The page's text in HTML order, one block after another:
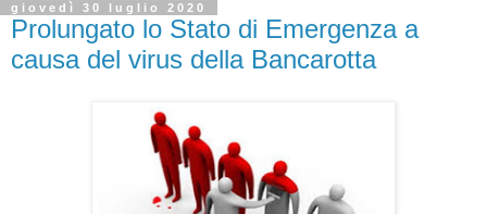
giovedì 30 luglio 2020
Prolungato lo Stato di Emergenza a
causa del virus della Bancarotta